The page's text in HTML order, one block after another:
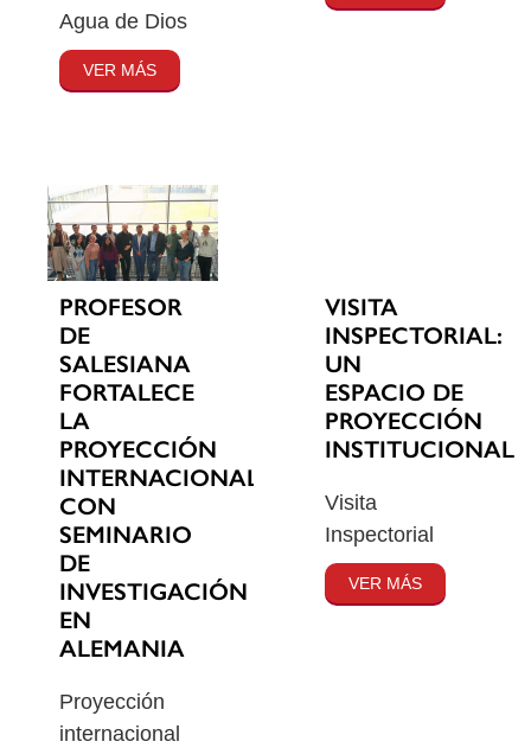
Agua de Dios
VER MÁS
PROFESOR
DE
SALESIANA
FORTALECE
LA
PROYECCIÓN
INTERNACIONAL
CON
SEMINARIO
DE
INVESTIGACIÓN
EN
ALEMANIA
Proyección
internacional
VISITA
INSPECTORIAL:
UN
ESPACIO DE
PROYECCIÓN
INSTITUCIONAL
Visita
Inspectorial
VER MÁS